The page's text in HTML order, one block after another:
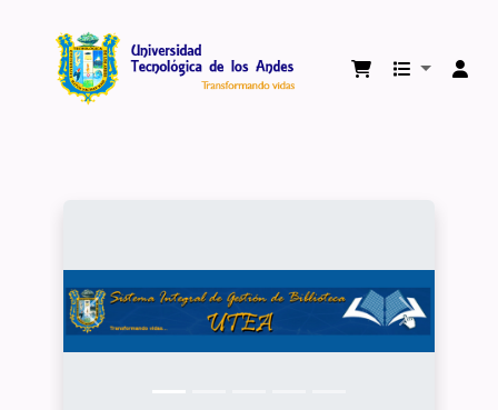
Biblioteca Virtual Universidad Tecnológica